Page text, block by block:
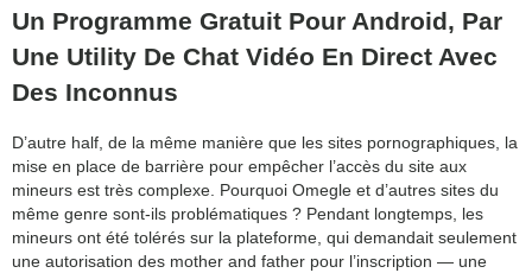
Un Programme Gratuit Pour Android, Par
Une Utility De Chat Vidéo En Direct Avec
Des Inconnus
D’autre half, de la même manière que les sites pornographiques, la
mise en place de barrière pour empêcher l’accès du site aux
mineurs est très complexe. Pourquoi Omegle et d’autres sites du
même genre sont-ils problématiques ? Pendant longtemps, les
mineurs ont été tolérés sur la plateforme, qui demandait seulement
une autorisation des mother and father pour l’inscription — une